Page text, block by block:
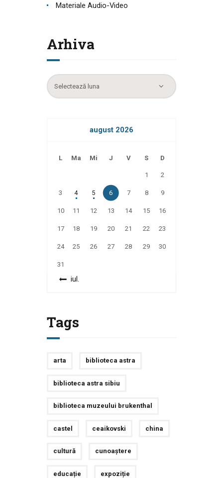
Materiale Audio-Video
Arhiva
Arhiva
august 2026
L Ma Mi J V S D
1 2
3 4 5 6 7 8 9
10 11 12 13 14 15 16
17 18 19 20 21 22 23
24 25 26 27 28 29 30
31
« iul.
Tags
arta biblioteca astra
biblioteca astra sibiu
biblioteca muzeului brukenthal
castel ceaikovski china
cultură cunoaștere
educație expoziție